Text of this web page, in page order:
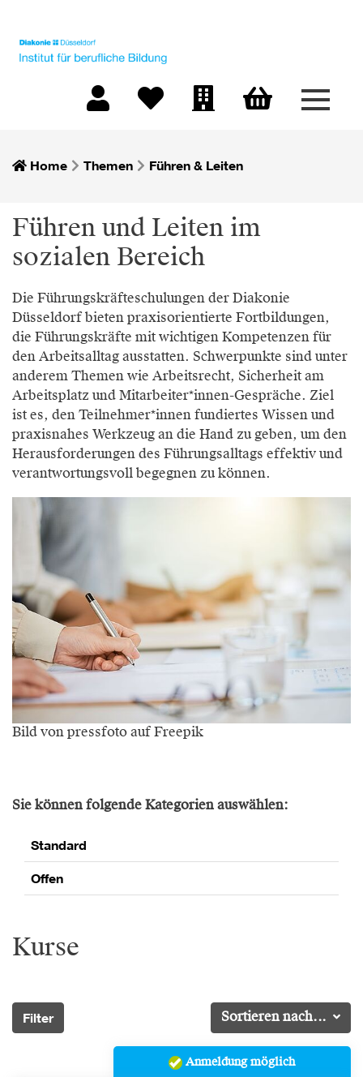
Menü
Home Themen Führen & Leiten
Führen und Leiten im
sozialen Bereich
Die Führungskräfteschulungen der Diakonie
Düsseldorf bieten praxisorientierte Fortbildungen,
die Führungskräfte mit wichtigen Kompetenzen für
den Arbeitsalltag ausstatten. Schwerpunkte sind unter
anderem Themen wie Arbeitsrecht, Sicherheit am
Arbeitsplatz und Mitarbeiter*innen-Gespräche. Ziel
ist es, den Teilnehmer*innen fundiertes Wissen und
praxisnahes Werkzeug an die Hand zu geben, um den
Herausforderungen des Führungsalltags effektiv und
verantwortungsvoll begegnen zu können.
Bild von pressfoto auf Freepik
Sie können folgende Kategorien auswählen:
Standard
Offen
Kurse
Sortieren nach...
Filter
Anmeldung möglich